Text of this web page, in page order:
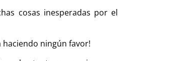
cosas inesperadas por el
haciendo ningún favor!